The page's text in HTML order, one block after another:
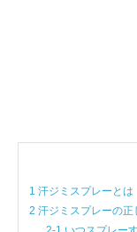
1 汗ジミスプレーとは
2 汗ジミスプレーの正